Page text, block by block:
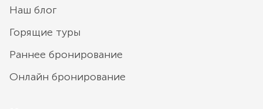
Наш блог
Горящие туры
Раннее бронирование
Онлайн бронирование